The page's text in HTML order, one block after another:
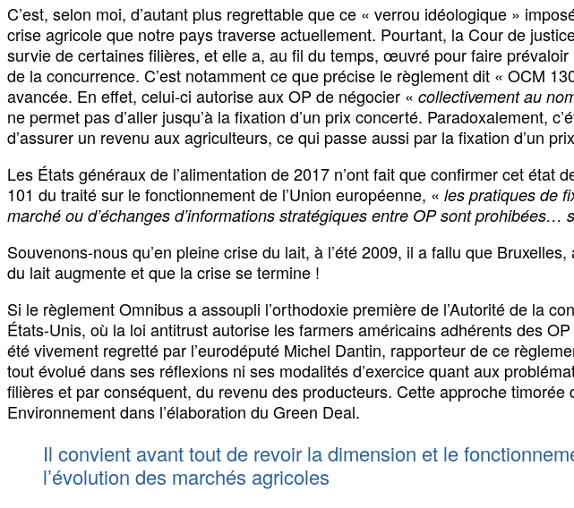
C’est, selon moi, d’autant plus regrettable que ce « verrou idéologique »
crise agricole que notre pays traverse actuellement. Pourtant, la Cour de
survie de certaines filières, et elle a, au fil du temps, œuvré pour faire
de la concurrence. C’est notamment ce que précise le règlement dit « OCM
avancée. En effet, celui-ci autorise aux OP de négocier « collectivement au
ne permet pas d’aller jusqu’à la fixation d’un prix concerté. Paradoxalement,
d’assurer un revenu aux agriculteurs, ce qui passe aussi par la fixation d’un
Les États généraux de l’alimentation de 2017 n’ont fait que confirmer cet état
101 du traité sur le fonctionnement de l’Union européenne, « les pratiques de
marché ou d’échanges d’informations stratégiques entre OP sont
Souvenons-nous qu’en pleine crise du lait, à l’été 2009, il a fallu que
du lait augmente et que la crise se termine !
Si le règlement Omnibus a assoupli l’orthodoxie première de l’Autorité de la
États-Unis, où la loi antitrust autorise les farmers américains adhérents des
été vivement regretté par l’eurodéputé Michel Dantin, rapporteur de ce
tout évolué dans ses réflexions ni ses modalités d’exercice quant aux
filières et par conséquent, du revenu des producteurs. Cette approche timorée
Environnement dans l’élaboration du Green Deal.
Il convient avant tout de revoir la dimension et le
l’évolution des marchés agricoles